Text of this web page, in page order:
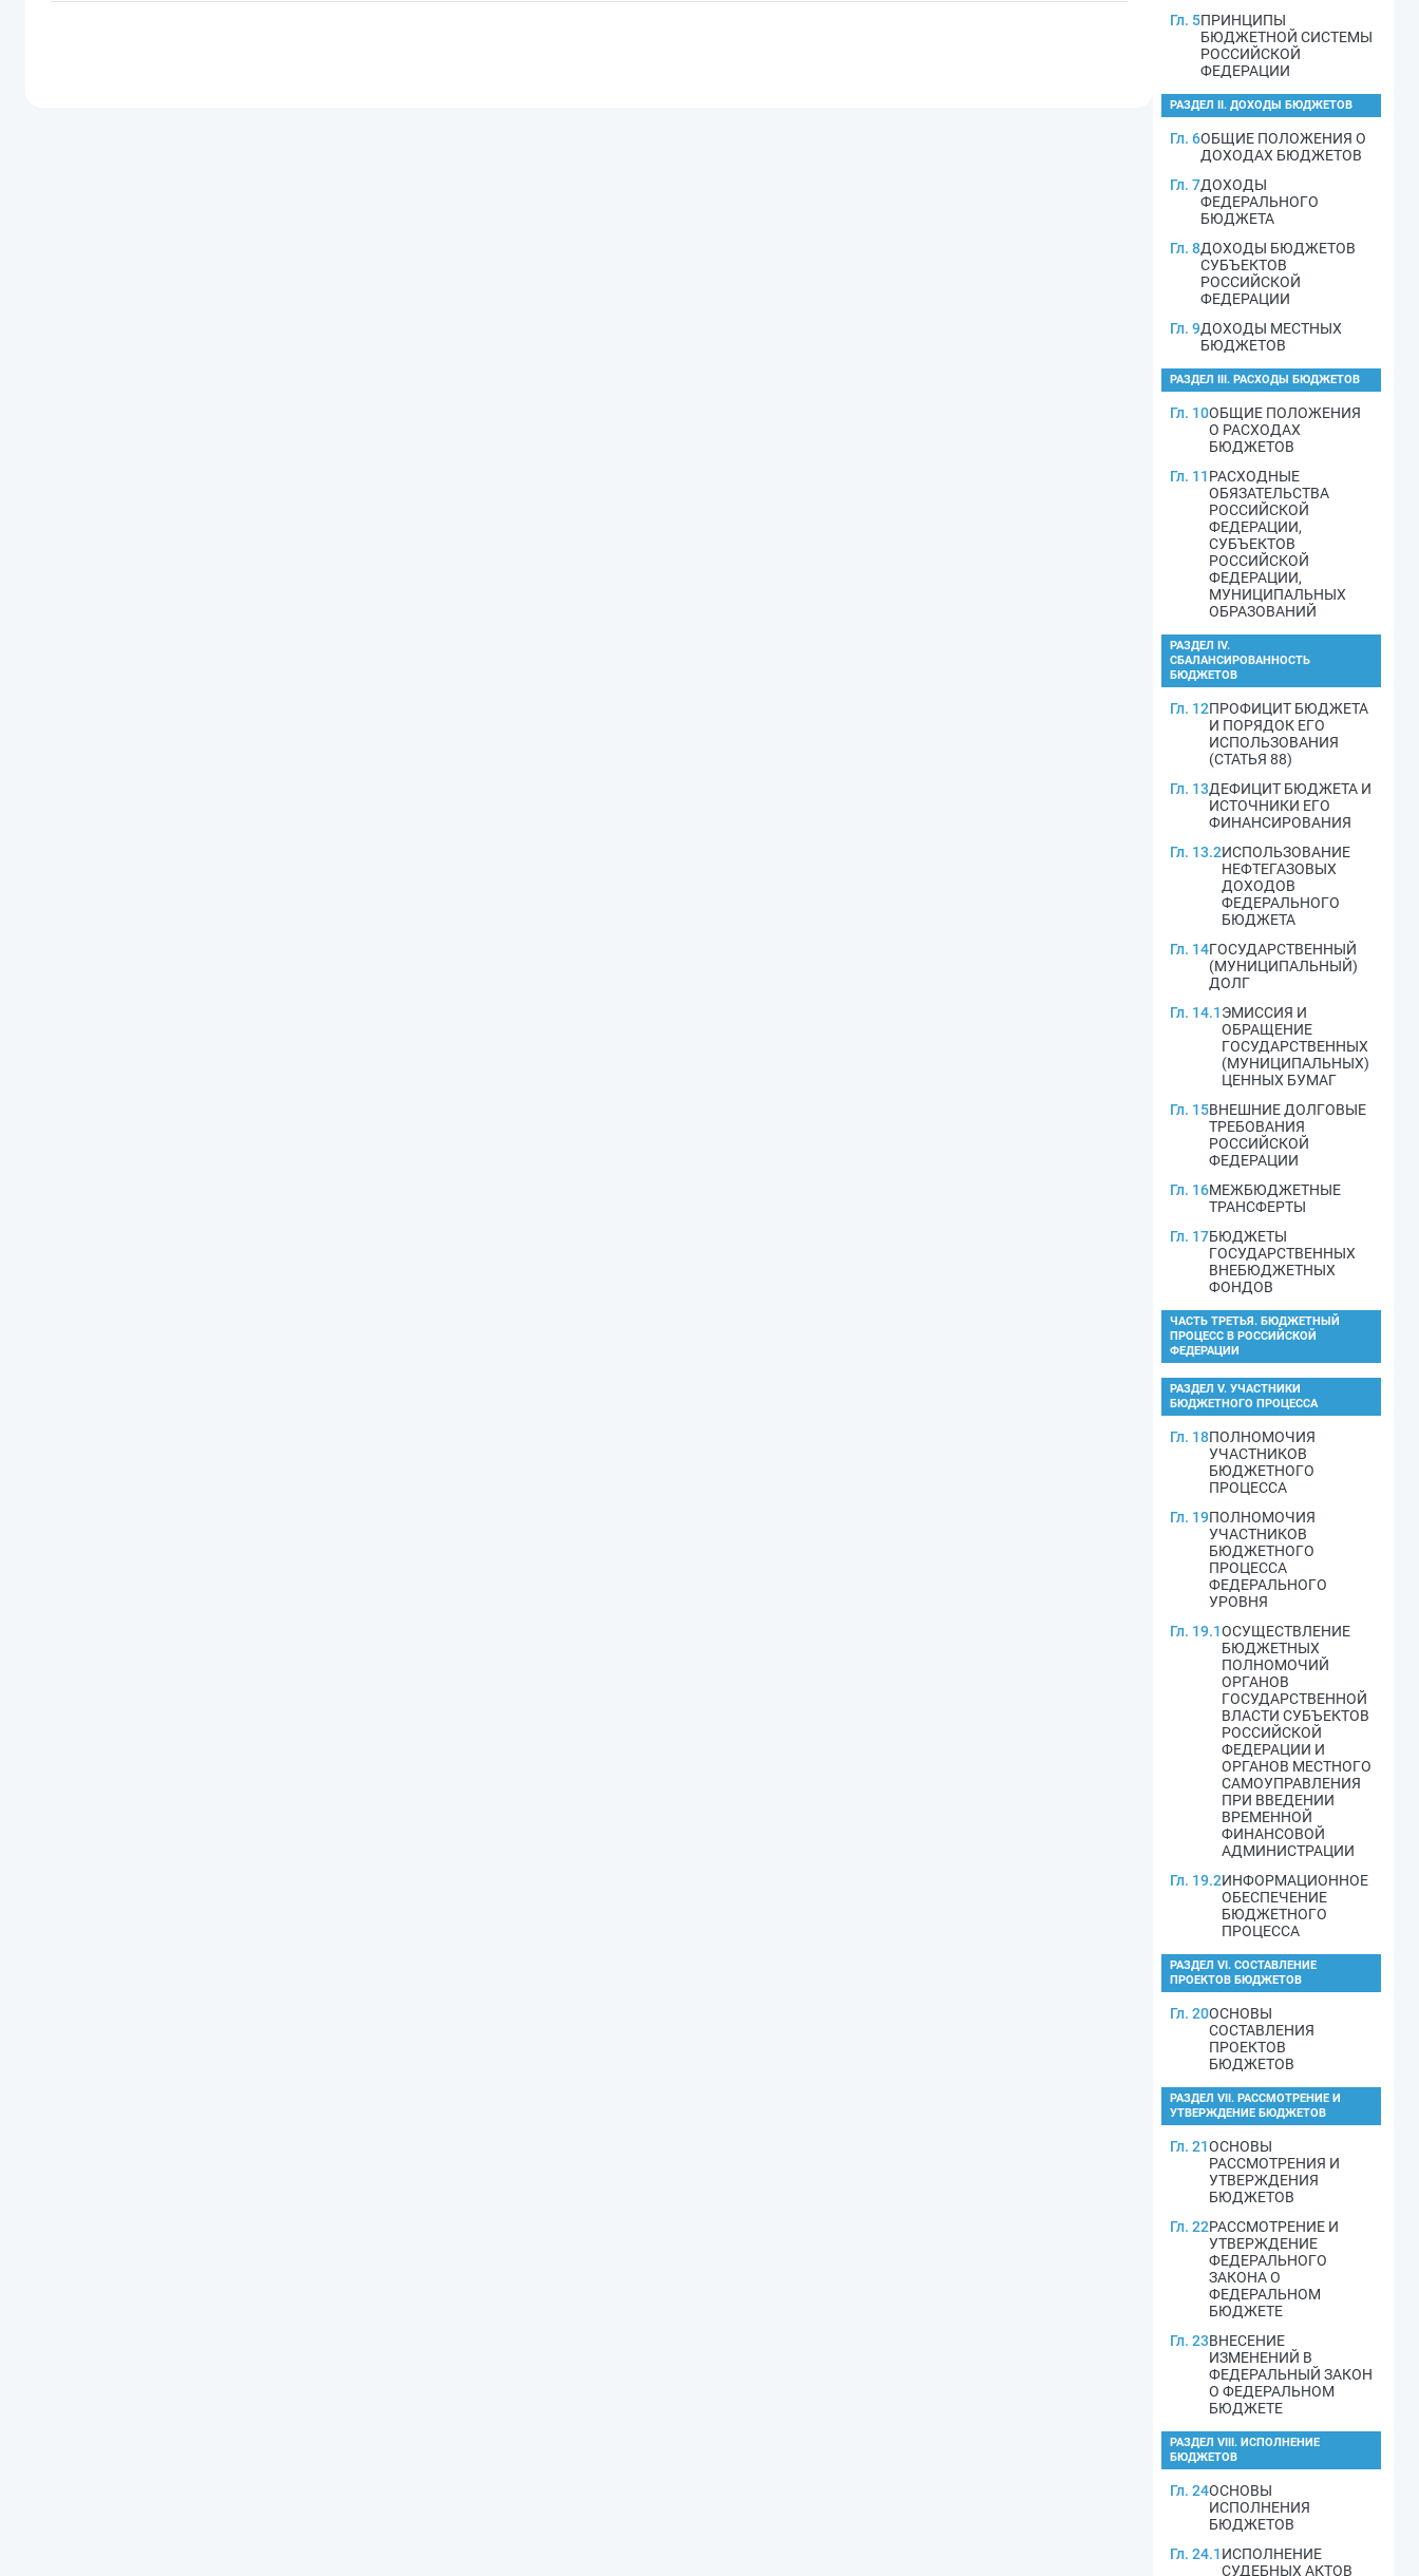
Гл. 5ПРИНЦИПЫ
БЮДЖЕТНОЙ СИСТЕМЫ
РОССИЙСКОЙ
ФЕДЕРАЦИИ
РАЗДЕЛ II. ДОХОДЫ БЮДЖЕТОВ
Гл. 6ОБЩИЕ ПОЛОЖЕНИЯ О
ДОХОДАХ БЮДЖЕТОВ
Гл. 7ДОХОДЫ
ФЕДЕРАЛЬНОГО
БЮДЖЕТА
Гл. 8ДОХОДЫ БЮДЖЕТОВ
СУБЪЕКТОВ
РОССИЙСКОЙ
ФЕДЕРАЦИИ
Гл. 9ДОХОДЫ МЕСТНЫХ
БЮДЖЕТОВ
РАЗДЕЛ III. РАСХОДЫ БЮДЖЕТОВ
Гл. 10ОБЩИЕ ПОЛОЖЕНИЯ
О РАСХОДАХ
БЮДЖЕТОВ
Гл. 11РАСХОДНЫЕ
ОБЯЗАТЕЛЬСТВА
РОССИЙСКОЙ
ФЕДЕРАЦИИ,
СУБЪЕКТОВ
РОССИЙСКОЙ
ФЕДЕРАЦИИ,
МУНИЦИПАЛЬНЫХ
ОБРАЗОВАНИЙ
РАЗДЕЛ IV.
СБАЛАНСИРОВАННОСТЬ
БЮДЖЕТОВ
Гл. 12ПРОФИЦИТ БЮДЖЕТА
И ПОРЯДОК ЕГО
ИСПОЛЬЗОВАНИЯ
(СТАТЬЯ 88)
Гл. 13ДЕФИЦИТ БЮДЖЕТА И
ИСТОЧНИКИ ЕГО
ФИНАНСИРОВАНИЯ
Гл. 13.2ИСПОЛЬЗОВАНИЕ
НЕФТЕГАЗОВЫХ
ДОХОДОВ
ФЕДЕРАЛЬНОГО
БЮДЖЕТА
Гл. 14ГОСУДАРСТВЕННЫЙ
(МУНИЦИПАЛЬНЫЙ)
ДОЛГ
Гл. 14.1ЭМИССИЯ И
ОБРАЩЕНИЕ
ГОСУДАРСТВЕННЫХ
(МУНИЦИПАЛЬНЫХ)
ЦЕННЫХ БУМАГ
Гл. 15ВНЕШНИЕ ДОЛГОВЫЕ
ТРЕБОВАНИЯ
РОССИЙСКОЙ
ФЕДЕРАЦИИ
Гл. 16МЕЖБЮДЖЕТНЫЕ
ТРАНСФЕРТЫ
Гл. 17БЮДЖЕТЫ
ГОСУДАРСТВЕННЫХ
ВНЕБЮДЖЕТНЫХ
ФОНДОВ
ЧАСТЬ ТРЕТЬЯ. БЮДЖЕТНЫЙ
ПРОЦЕСС В РОССИЙСКОЙ
ФЕДЕРАЦИИ
РАЗДЕЛ V. УЧАСТНИКИ
БЮДЖЕТНОГО ПРОЦЕССА
Гл. 18ПОЛНОМОЧИЯ
УЧАСТНИКОВ
БЮДЖЕТНОГО
ПРОЦЕССА
Гл. 19ПОЛНОМОЧИЯ
УЧАСТНИКОВ
БЮДЖЕТНОГО
ПРОЦЕССА
ФЕДЕРАЛЬНОГО
УРОВНЯ
Гл. 19.1ОСУЩЕСТВЛЕНИЕ
БЮДЖЕТНЫХ
ПОЛНОМОЧИЙ
ОРГАНОВ
ГОСУДАРСТВЕННОЙ
ВЛАСТИ СУБЪЕКТОВ
РОССИЙСКОЙ
ФЕДЕРАЦИИ И
ОРГАНОВ МЕСТНОГО
САМОУПРАВЛЕНИЯ
ПРИ ВВЕДЕНИИ
ВРЕМЕННОЙ
ФИНАНСОВОЙ
АДМИНИСТРАЦИИ
Гл. 19.2ИНФОРМАЦИОННОЕ
ОБЕСПЕЧЕНИЕ
БЮДЖЕТНОГО
ПРОЦЕССА
РАЗДЕЛ VI. СОСТАВЛЕНИЕ
ПРОЕКТОВ БЮДЖЕТОВ
Гл. 20ОСНОВЫ
СОСТАВЛЕНИЯ
ПРОЕКТОВ
БЮДЖЕТОВ
РАЗДЕЛ VII. РАССМОТРЕНИЕ И
УТВЕРЖДЕНИЕ БЮДЖЕТОВ
Гл. 21ОСНОВЫ
РАССМОТРЕНИЯ И
УТВЕРЖДЕНИЯ
БЮДЖЕТОВ
Гл. 22РАССМОТРЕНИЕ И
УТВЕРЖДЕНИЕ
ФЕДЕРАЛЬНОГО
ЗАКОНА О
ФЕДЕРАЛЬНОМ
БЮДЖЕТЕ
Гл. 23ВНЕСЕНИЕ
ИЗМЕНЕНИЙ В
ФЕДЕРАЛЬНЫЙ ЗАКОН
О ФЕДЕРАЛЬНОМ
БЮДЖЕТЕ
РАЗДЕЛ VIII. ИСПОЛНЕНИЕ
БЮДЖЕТОВ
Гл. 24ОСНОВЫ
ИСПОЛНЕНИЯ
БЮДЖЕТОВ
Гл. 24.1ИСПОЛНЕНИЕ
СУДЕБНЫХ АКТОВ